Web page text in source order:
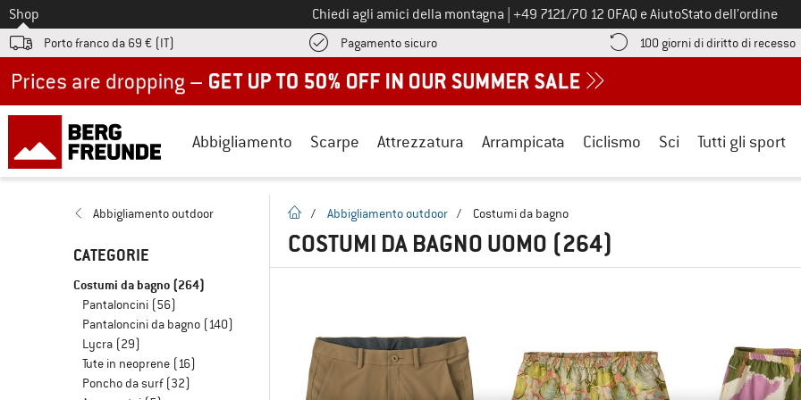
Allo
Shop Chiedi agli amici della montagna Chiamaci al numero
+49 7121/70 12 0FAQ e AiutoStato dell’ordine
Porto franco da 69 € (IT) Pagamento sicuroQui trovi le informazioni di pagamento! Si apre in una casella
100 giorni di diritto di recesso
Abbigliamento Scarpe Attrezzatura Arrampicata Ciclismo Sci Tutti gli sport
Abbigliamento outdoor
CATEGORIE
Costumi da bagno (264)
Pantaloncini (56)
Pantaloncini da bagno (140)
Lycra (29)
Tute in neoprene (16)
Poncho da surf (32)
pagina iniziale
/ Abbigliamento outdoor / Costumi da bagno
COSTUMI DA BAGNO UOMO (264)